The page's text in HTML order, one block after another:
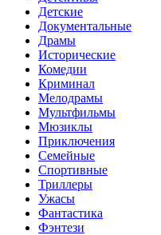
Детские
Документальные
Драмы
Исторические
Комедии
Криминал
Мелодрамы
Мультфильмы
Мюзиклы
Приключения
Семейные
Спортивные
Триллеры
Ужасы
Фантастика
Фэнтези